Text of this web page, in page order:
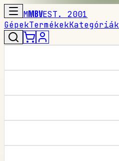
MMBVEST. 2001
GépekTermékekKategóriák